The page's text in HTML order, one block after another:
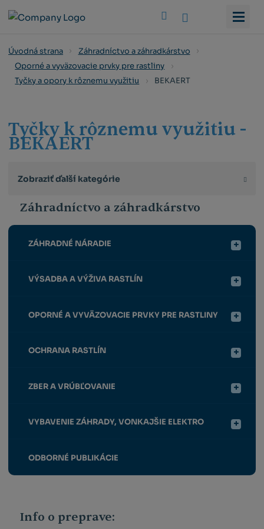
Úvodná strana
Záhradníctvo a záhradkárstvo
Oporné a vyväzovacie prvky pre rastliny
Tyčky a opory k rôznemu využitiu
BEKAERT
Tyčky k rôznemu využitiu -
BEKAERT
Zobraziť ďalší kategórie
Záhradníctvo a záhradkárstvo
ZÁHRADNÉ NÁRADIE
VÝSADBA A VÝŽIVA RASTLÍN
OPORNÉ A VYVÄZOVACIE PRVKY PRE RASTLINY
OCHRANA RASTLÍN
ZBER A VRÚBĽOVANIE
VYBAVENIE ZÁHRADY, VONKAJŠIE ELEKTRO
ODBORNÉ PUBLIKÁCIE
Info o preprave: